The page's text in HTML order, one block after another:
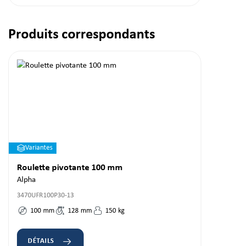
Ignorer la galerie de produits
Produits correspondants
Variantes
Roulette pivotante 100 mm
Alpha
3470UFR100P30-13
100 mm 128 mm 150 kg
DÉTAILS